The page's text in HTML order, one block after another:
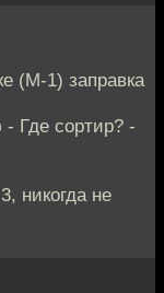
(М-1) заправка
- Где сортир? -
никогда не